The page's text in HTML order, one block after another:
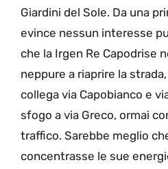
Giardini del Sole. Da una
evince nessun interesse
che la Irgen Re Capodrise
neppure a riaprire la
collega via Capobianco e
sfogo a via Greco, ormai
traffico. Sarebbe meglio
concentrasse le sue